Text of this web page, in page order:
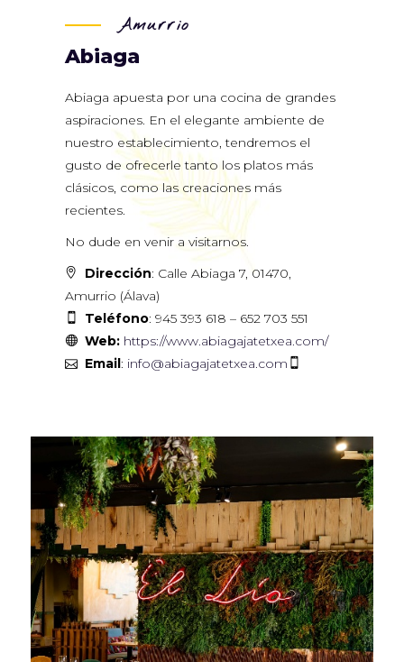
Amurrio
Abiaga
Abiaga apuesta por una cocina de grandes
aspiraciones. En el elegante ambiente de
nuestro establecimiento, tendremos el
gusto de ofrecerle tanto los platos más
clásicos, como las creaciones más
recientes.
No dude en venir a visitarnos.
Dirección: Calle Abiaga 7, 01470,
Amurrio (Álava)
Teléfono: 945 393 618 – 652 703 551
Web: https://www.abiagajatetxea.com/
Email: info@abiagajatetxea.com